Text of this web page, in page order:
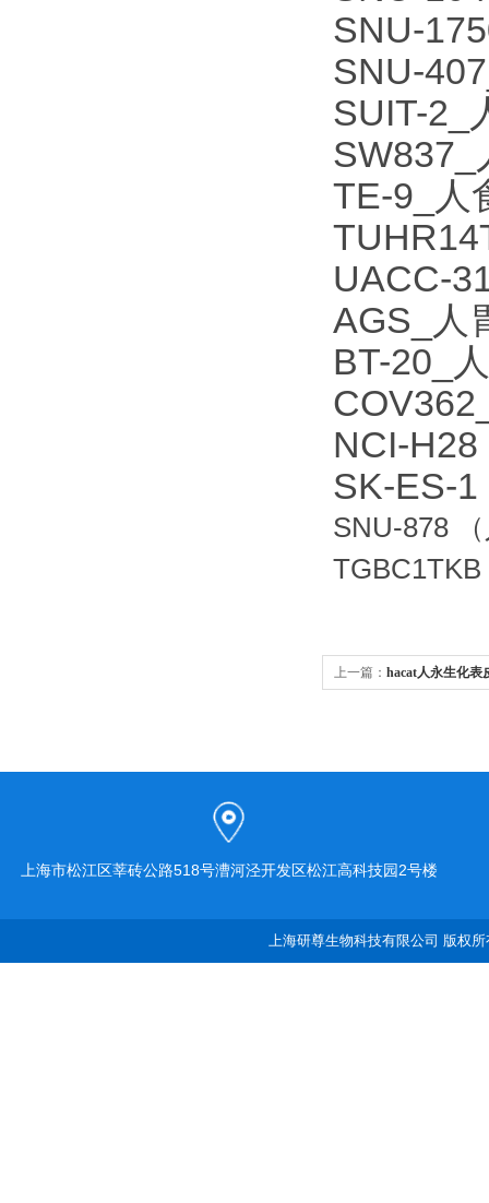
SNU-
SNU-
SUIT-2_
SW837_
TE-9_人
UACC-
AGS_人
BT-20_
NCI-
SK-ES-
SNU-878
上一篇： hacat人永生化表
上海市松江区莘砖公路518号漕河泾开发区松江高科技园2号楼
上海研尊生物科技有限公司 版权